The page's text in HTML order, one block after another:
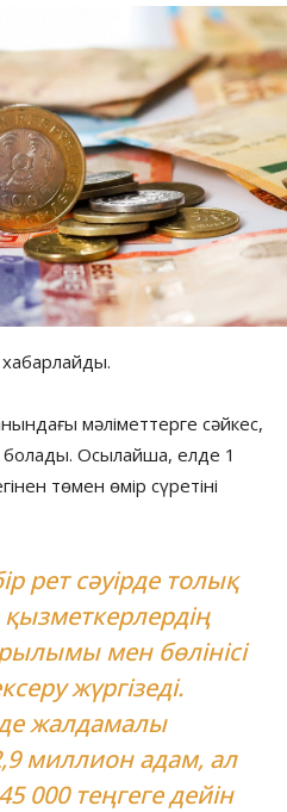
хабарлайды.
мәліметтерге сәйкес,
болады. Осылайша, елде 1
төмен өмір сүретіні
рет сәуірде толық
мен бөлінісі
жүргізеді.
жалдамалы
миллион адам, ал
000 теңгеге дейін